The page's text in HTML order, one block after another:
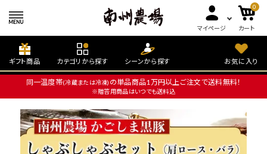
マイページ
0
カート
ギフト商品 カテゴリから探す シーンから探す お気に入り
同一温度帯(冷蔵または冷凍) の単品商品1万円以上ご注文で送料無料！
※贈答用商品はいつでも送料込